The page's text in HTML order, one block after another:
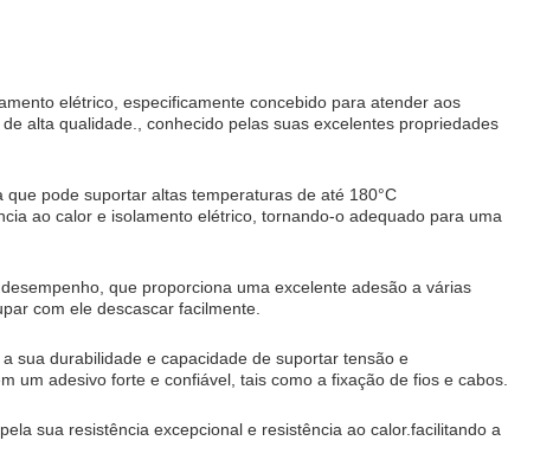
elétrico, especificamente concebido para atender aos
alta qualidade., conhecido pelas suas excelentes propriedades
pode suportar altas temperaturas de até 180°C
ao calor e isolamento elétrico, tornando-o adequado para uma
que proporciona uma excelente adesão a várias
com ele descascar facilmente.
sua durabilidade e capacidade de suportar tensão e
um adesivo forte e confiável, tais como a fixação de fios e cabos.
sua resistência excepcional e resistência ao calor.facilitando a